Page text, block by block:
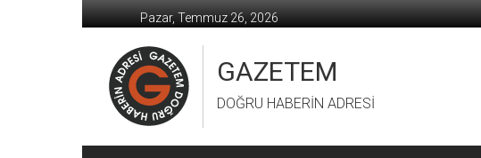
geç
Pazar, Temmuz 26, 2026
GAZETEM
DOĞRU HABERİN ADRESİ